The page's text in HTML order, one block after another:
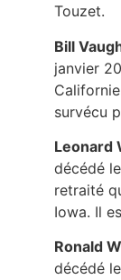
Touzet.
Bill
janvier
survécu
Leonard
décédé
retraité
Iowa. Il
Ronald
décédé